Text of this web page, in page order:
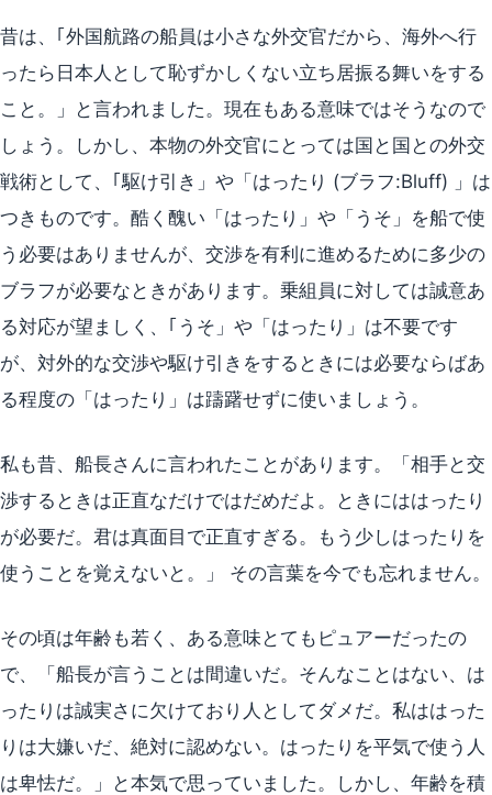
昔は、｢外国航路の船員は小さな外交官だから、海外へ行
ったら日本人として恥ずかしくない立ち居振る舞いをする
こと。」と言われました。現在もある意味ではそうなので
しょう。しかし、本物の外交官にとっては国と国との外交
戦術として、｢駆け引き」や「はったり (ブラフ:Bluff) 」は
つきものです。酷く醜い「はったり」や「うそ」を船で使
う必要はありませんが、交渉を有利に進めるために多少の
ブラフが必要なときがあります。乗組員に対しては誠意あ
る対応が望ましく、｢うそ」や「はったり」は不要です
が、対外的な交渉や駆け引きをするときには必要ならばあ
る程度の「はったり」は躊躇せずに使いましょう。
私も昔、船長さんに言われたことがあります。「相手と交
渉するときは正直なだけではだめだよ。ときにははったり
が必要だ。君は真面目で正直すぎる。もう少しはったりを
使うことを覚えないと。」 その言葉を今でも忘れません。
その頃は年齢も若く、ある意味とてもピュアーだったの
で、「船長が言うことは間違いだ。そんなことはない、は
ったりは誠実さに欠けており人としてダメだ。私ははった
りは大嫌いだ、絶対に認めない。はったりを平気で使う人
は卑怯だ。」と本気で思っていました。しかし、年齢を積